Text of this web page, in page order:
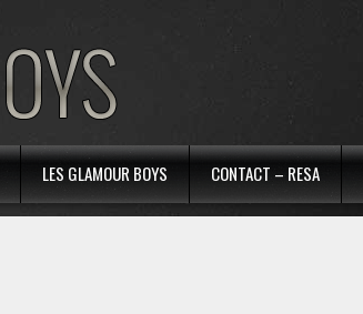
LES GLAMOUR BOYS CONTACT – RESA